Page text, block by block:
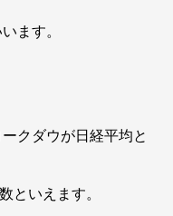
ます。
クダウが日経平均と
といえます。